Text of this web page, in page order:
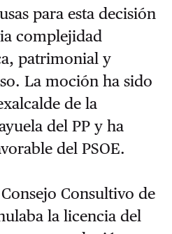
para esta decisión
complejidad
patrimonial y
La moción ha sido
de la
del PP y ha
del PSOE.
Consultivo de
la licencia del